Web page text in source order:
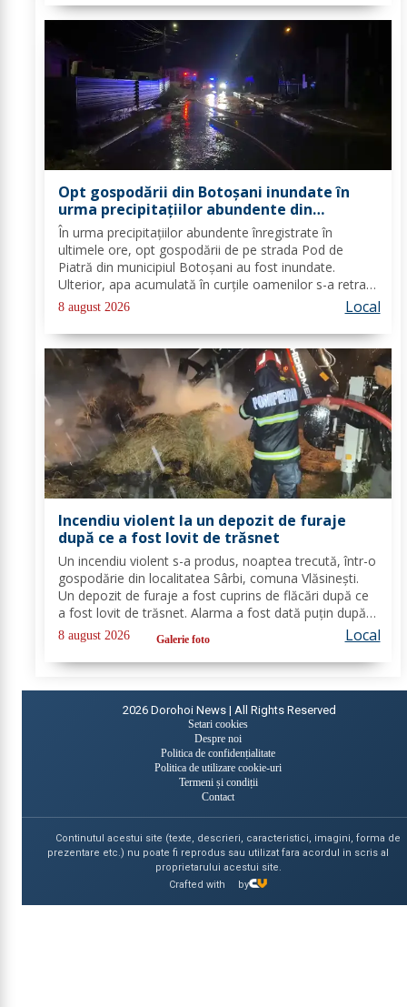
Opt gospodării din Botoșani inundate în
urma precipitațiilor abundente din
ultimele ore
În urma precipitațiilor abundente înregistrate în
ultimele ore, opt gospodării de pe strada Pod de
Piatră din municipiul Botoșani au fost inundate.
Ulterior, apa acumulată în curțile oamenilor s-a retras
pe carosabil. Pentru evacuarea apei, pompierii militari
din cadrul Detașamentului Botoșani au...
8 august 2026 Local
Incendiu violent la un depozit de furaje
după ce a fost lovit de trăsnet
Un incendiu violent s-a produs, noaptea trecută, într-o
gospodărie din localitatea Sârbi, comuna Vlăsinești.
Un depozit de furaje a fost cuprins de flăcări după ce
a fost lovit de trăsnet. Alarma a fost dată puțin după
ora 22:00. La caz s-au deplasat, în cel mai scurt timp,
pompierii din cadrul...
8 august 2026 Galerie foto Local
2026 Dorohoi News | All Rights Reserved
Setari cookies
Despre noi
Politica de confidențialitate
Politica de utilizare cookie-uri
Termeni și condiții
Contact
Continutul acestui site (texte, descrieri, caracteristici, imagini, forma de
prezentare etc.) nu poate fi reprodus sau utilizat fara acordul in scris al
proprietarului acestui site.
Crafted with
by